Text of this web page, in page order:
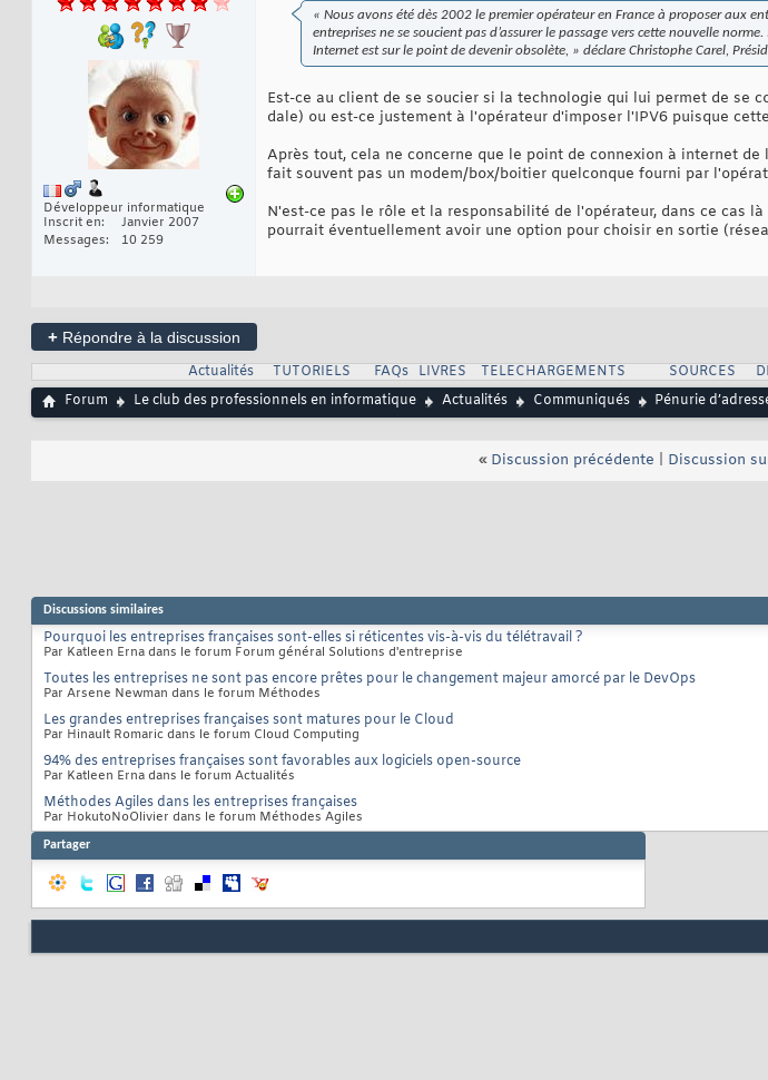
Développeur informatique
Inscrit en
Janvier 2007
Messages
10 259
« Nous avons été dès 2002 le premier opérateur en France à proposer aux
entreprises ne se soucient pas d’assurer le passage vers cette nouvelle
Internet est sur le point de devenir obsolète, » déclare Christophe Carel,
Est-ce au client de se soucier si la technologie qui lui permet de se
dale) ou est-ce justement à l'opérateur d'imposer l'IPV6 puisque
Après tout, cela ne concerne que le point de connexion à internet
fait souvent pas un modem/box/boitier quelconque fourni par
N'est-ce pas le rôle et la responsabilité de l'opérateur, dans ce cas
pourrait éventuellement avoir une option pour choisir en sortie
+ Répondre à la discussion
Actualités
TUTORIELS FAQs LIVRES TELECHARGEMENTS SOURCES
Forum
Le club des professionnels en informatique Actualités Communiqués Pénurie
« Discussion précédente Discussion
Discussions similaires
Pourquoi les entreprises françaises sont-elles si réticentes vis-à-vis du télétravail ?
Par Katleen Erna dans le forum Forum général Solutions d'entreprise
Toutes les entreprises ne sont pas encore prêtes pour le changement majeur amorcé par le DevOps
Par Arsene Newman dans le forum Méthodes
Les grandes entreprises françaises sont matures pour le Cloud
Par Hinault Romaric dans le forum Cloud Computing
94% des entreprises françaises sont favorables aux logiciels open-source
Par Katleen Erna dans le forum Actualités
Méthodes Agiles dans les entreprises françaises
Par HokutoNoOlivier dans le forum Méthodes Agiles
Partager